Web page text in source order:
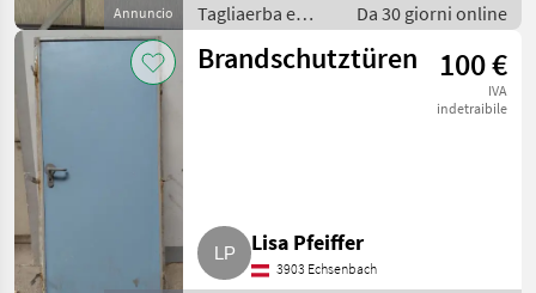
Annuncio
Tagliaerba e
macchine da
giardinaggio /
Da 30 giorni online
Brandschutztüren 100 €
IVA
indetraibile
Lisa Pfeiffer
3903 Echsenbach